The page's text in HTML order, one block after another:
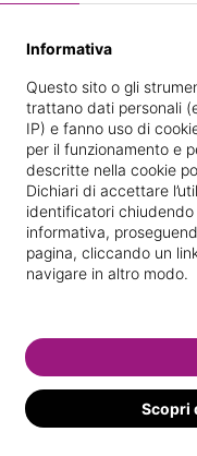
Informazioni
14, v.
Informativa
Questo sito o gli
trattano dati personali
IP) e fanno uso di
per il funzionamento e
descritte nella cookie
Dichiari di accettare
identificatori
informativa,
pagina, cliccando un
navigare in altro modo.
Scopri